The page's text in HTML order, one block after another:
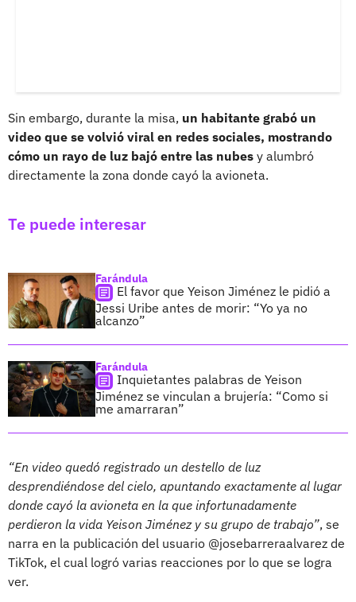
Sin embargo, durante la misa, un habitante grabó un
video que se volvió viral en redes sociales, mostrando
cómo un rayo de luz bajó entre las nubes y alumbró
directamente la zona donde cayó la avioneta.
Te puede interesar
Farándula
El favor que Yeison Jiménez le pidió a
Jessi Uribe antes de morir: “Yo ya no
alcanzo”
Farándula
Inquietantes palabras de Yeison
Jiménez se vinculan a brujería: “Como si
me amarraran”
“En video quedó registrado un destello de luz
desprendiéndose del cielo, apuntando exactamente al lugar
donde cayó la avioneta en la que infortunadamente
perdieron la vida Yeison Jiménez y su grupo de trabajo”, se
narra en la publicación del usuario @josebarreraalvarez de
TikTok, el cual logró varias reacciones por lo que se logra
ver.